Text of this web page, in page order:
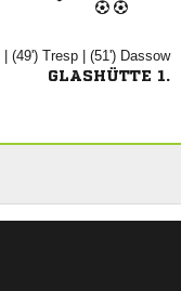
| (49')  | (51') 
GLASHÜTTE 1.